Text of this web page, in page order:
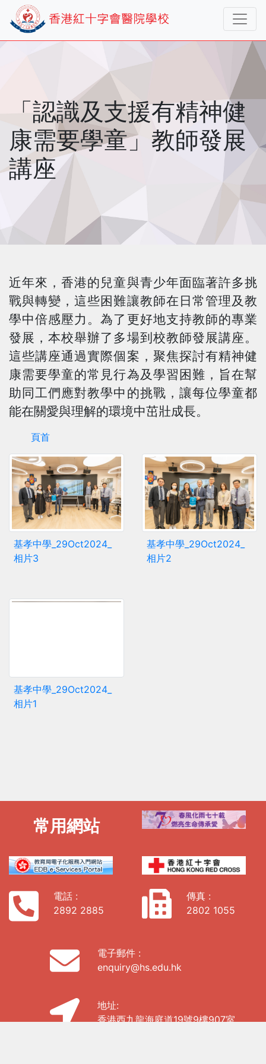
「認識及支援有精神健
康需要學童」教師發展
講座
近年來，香港的兒童與青少年面臨著許多挑
戰與轉變，這些困難讓教師在日常管理及教
學中倍感壓力。為了更好地支持教師的專業
發展，本校舉辦了多場到校教師發展講座。
這些講座通過實際個案，聚焦探討有精神健
康需要學童的常見行為及學習困難，旨在幫
助同工們應對教學中的挑戰，讓每位學童都
能在關愛與理解的環境中茁壯成長。
頁首
基孝中學_29Oct2024_
相片3
基孝中學_29Oct2024_
相片2
基孝中學_29Oct2024_
相片1
常用網站
電話 :
2892 2885
傳真 :
2802 1055
電子郵件 :
enquiry@hs.edu.hk
地址:
香港西九龍海庭道19號9樓907室